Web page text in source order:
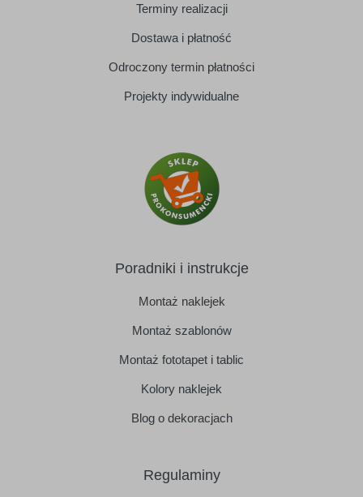
Terminy realizacji
Dostawa i płatność
Odroczony termin płatności
Projekty indywidualne
Poradniki i instrukcje
Montaż naklejek
Montaż szablonów
Montaż fototapet i tablic
Kolory naklejek
Blog o dekoracjach
Regulaminy